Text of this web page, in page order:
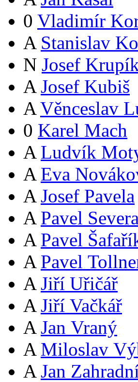
0 Vladimír
A Stanislav
N Josef
A Josef Kubiš
A Věnceslav
0 Karel Mach
A Ludvík
A Eva
A Josef Pavela
A Pavel Severa
A Pavel
A Pavel
A Jiří Uřičář
A Jiří Vačkář
A Jan Vraný
A Miloslav
A Jan